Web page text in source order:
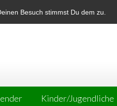
Besuch stimmst Du dem zu.
Kinder/Jugendliche